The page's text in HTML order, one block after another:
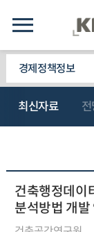
경제정책정보
최신자료
건축행정데이
분석방법 개발